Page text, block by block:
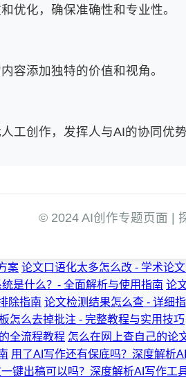
优化，确保准确性和专业性。
容添加独特的价值和视角。
工创作，发挥人与AI的协同优势
© 2024 AI创作专题页面 |
案 论文口语化太多怎么改 - 学术论
是什么？- 全面解析与使用指南 论
除指南 论文检测结果怎么查 - 详细
怎么去掉批注 - 完整教程与实用技巧
全流程教程 怎么在网上查自己的论
用了AI写作还有保底吗？深度解析
键出稿可以吗？深度解析AI写作工